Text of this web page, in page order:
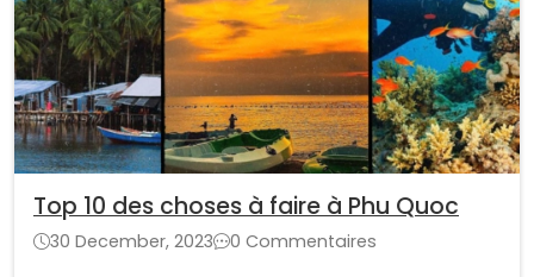
Top 10 des choses à faire à Phu Quoc
30 December, 2023
0 Commentaires